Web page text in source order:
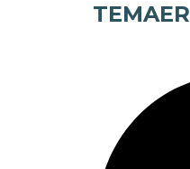
TEMAER